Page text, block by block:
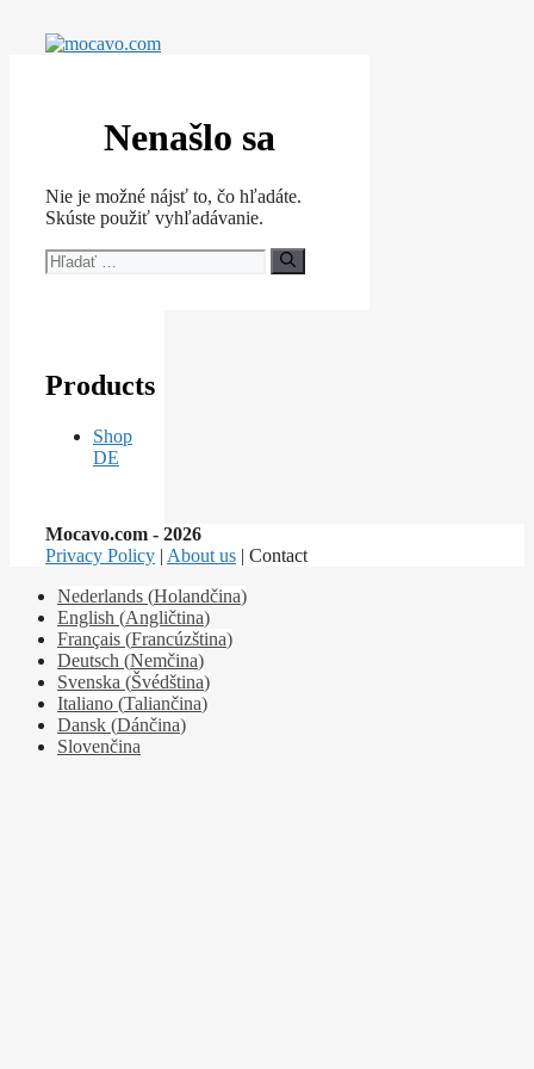
Nenašlo sa
Nie je možné nájsť to, čo hľadáte.
Skúste použiť vyhľadávanie.
Hľadať:
Products
Shop
DE
Mocavo.com - 2026
Privacy Policy | About us | Contact
Nederlands (Holandčina)
English (Angličtina)
Français (Francúzština)
Deutsch (Nemčina)
Svenska (Švédština)
Italiano (Taliančina)
Dansk (Dánčina)
Slovenčina